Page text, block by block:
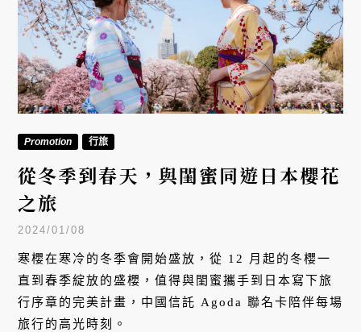
Promotion 行旅
從冬季到春天，與閨蜜同遊日本櫻花
之旅
2024/01/08
寒櫻在寒冷的冬季會開始盛放，從 12 月起的冬櫻一
直到春季綻放的盛櫻，值得與閨蜜攜手到日本寫下旅
行序章的完美計畫，中國信託 Agoda 聯名卡陪伴每場
旅行的高光時刻。